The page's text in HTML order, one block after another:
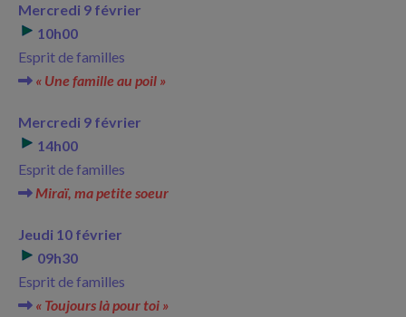
Mercredi 9 février
10h00
Esprit de familles
« Une famille au poil »
Mercredi 9 février
14h00
Esprit de familles
Miraï, ma petite soeur
Jeudi 10 février
09h30
Esprit de familles
« Toujours là pour toi »